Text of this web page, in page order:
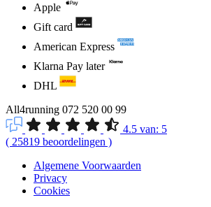
Apple
Gift card
American Express
Klarna Pay later
DHL
All4running 072 520 00 99
4.5 van: 5
( 25819 beoordelingen )
Algemene Voorwaarden
Privacy
Cookies